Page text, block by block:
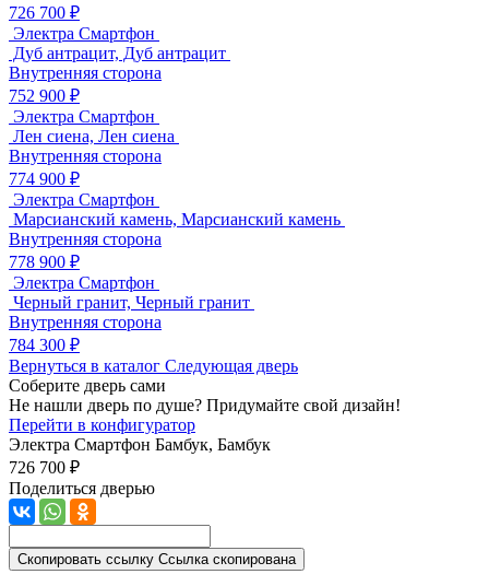
726 700 ₽
Электра Смартфон
Дуб антрацит, Дуб антрацит
Внутренняя сторона
752 900 ₽
Электра Смартфон
Лен сиена, Лен сиена
Внутренняя сторона
774 900 ₽
Электра Смартфон
Марсианский камень, Марсианский камень
Внутренняя сторона
778 900 ₽
Электра Смартфон
Черный гранит, Черный гранит
Внутренняя сторона
784 300 ₽
Вернуться в каталог Следующая дверь
Соберите дверь сами
Не нашли дверь по душе? Придумайте свой дизайн!
Перейти в конфигуратор
Электра Смартфон Бамбук, Бамбук
726 700 ₽
Поделиться дверью
Скопировать ссылку Ссылка скопирована